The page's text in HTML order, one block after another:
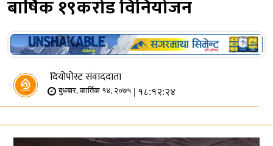
बार्षिक १९करोड विनियोजन
दियोपोस्ट संवाददाता
बुधबार, कार्तिक १४, २०७५ | १८:१२:२४